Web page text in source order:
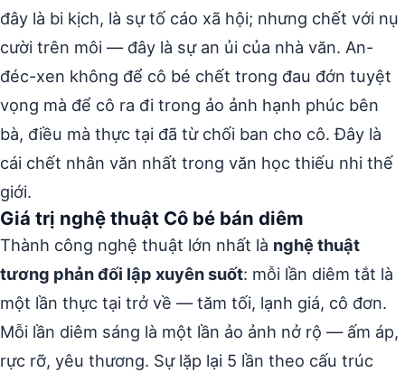
đây là bi kịch, là sự tố cáo xã hội; nhưng chết với nụ
cười trên môi — đây là sự an ủi của nhà văn. An-
đéc-xen không để cô bé chết trong đau đớn tuyệt
vọng mà để cô ra đi trong ảo ảnh hạnh phúc bên
bà, điều mà thực tại đã từ chối ban cho cô. Đây là
cái chết nhân văn nhất trong văn học thiếu nhi thế
giới.
Giá trị nghệ thuật Cô bé bán diêm
Thành công nghệ thuật lớn nhất là nghệ thuật
tương phản đối lập xuyên suốt: mỗi lần diêm tắt là
một lần thực tại trở về — tăm tối, lạnh giá, cô đơn.
Mỗi lần diêm sáng là một lần ảo ảnh nở rộ — ấm áp,
rực rỡ, yêu thương. Sự lặp lại 5 lần theo cấu trúc